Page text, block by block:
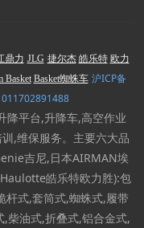
鼎力 JLG 捷尔杰 皓乐特 欧力
Basket Basket蜘蛛车 沪ICP备
降平台,升降车,高空作业
,维保服务。主要六大品
吉尼,日本AIRMAN埃
皓乐特欧力胜):包
杆式,套筒式,蜘蛛式,履带
柴油式,折叠式,铝合金式,